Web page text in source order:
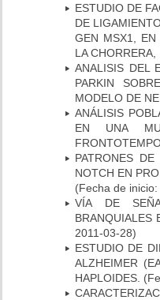
ESTUDIO DE
DE
GEN MSX1, EN
LA
ANALISIS DEL
PARKIN
MODELO DE
ANÁLISIS
EN UNA
PATRONES
NOTCH EN
(Fecha de
VÍA DE
BRANQUIALES
2011-03-28)
ESTUDIO DE
ALZHEIMER
HAPLOIDES.